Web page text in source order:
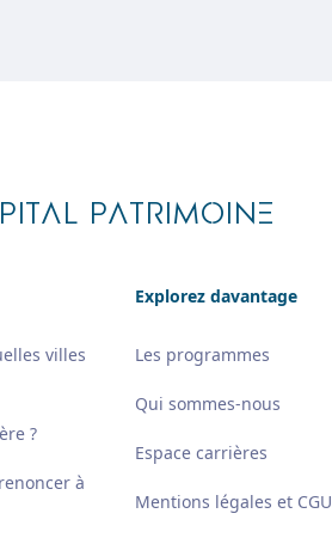
PATRIMOINE
villes
?
à
Explorez davantage
Les programmes
Qui sommes-nous
Espace carrières
Mentions légales et CGU